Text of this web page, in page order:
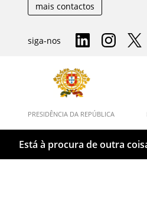
mais contactos
siga-nos
PRESIDÊNCIA DA REPÚBLICA
Está à procura de outra